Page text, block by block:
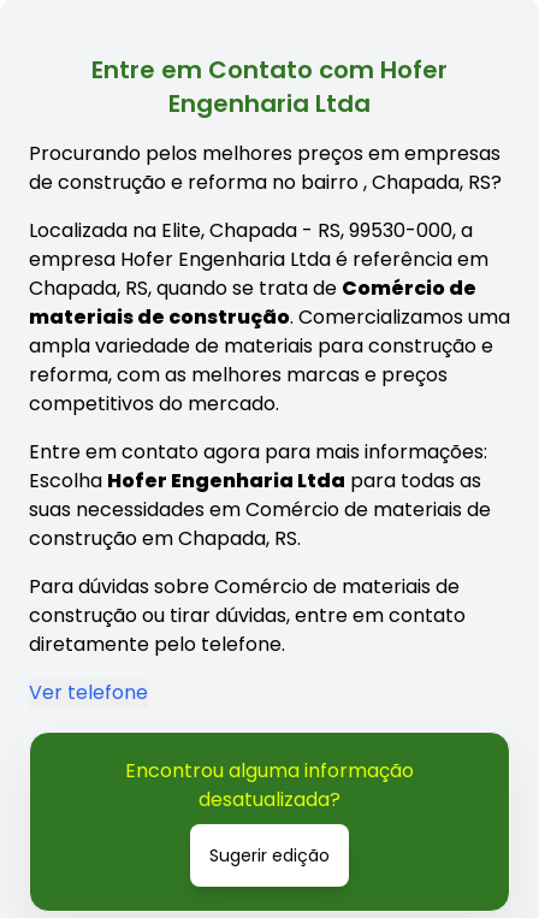
Entre em Contato com Hofer
Engenharia Ltda
Procurando pelos melhores preços em empresas
de construção e reforma no bairro, Chapada, RS?
Localizada na Elite, Chapada - RS, 99530-000, a
empresa Hofer Engenharia Ltda é referência em
Chapada, RS, quando se trata de Comércio de
materiais de construção. Comercializamos uma
ampla variedade de materiais para construção e
reforma, com as melhores marcas e preços
competitivos do mercado.
Entre em contato agora para mais informações:
Escolha Hofer Engenharia Ltda para todas as
suas necessidades em Comércio de materiais de
construção em Chapada, RS.
Para dúvidas sobre Comércio de materiais de
construção ou tirar dúvidas, entre em contato
diretamente pelo telefone.
Ver telefone
Encontrou alguma informação
desatualizada?
Sugerir edição